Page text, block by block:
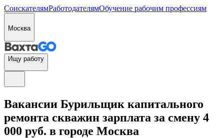
СоискателямРаботодателямОбучение рабочим профессиям
Москва
Ищу работу
Вакансии Бурильщик капитального
ремонта скважин зарплата за смену 4
000 руб. в городе Москва